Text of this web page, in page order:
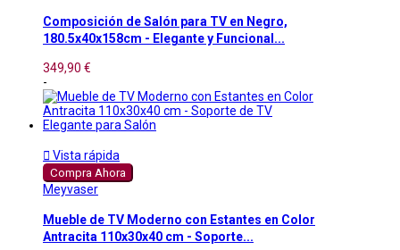
Composición de Salón para TV en Negro,
180.5x40x158cm - Elegante y Funcional...
349,90 €
-
 Vista rápida
Compra Ahora
Meyvaser
Mueble de TV Moderno con Estantes en Color
Antracita 110x30x40 cm - Soporte...